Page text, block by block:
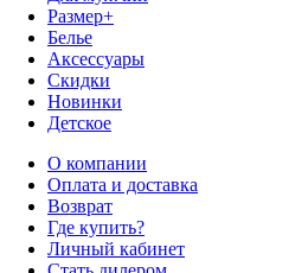
Размер+
Белье
Аксессуары
Скидки
Новинки
Детское
О компании
Оплата и доставка
Возврат
Где купить?
Личный кабинет